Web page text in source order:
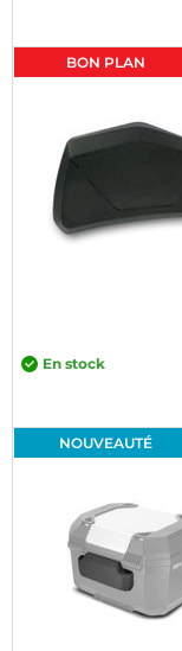
BON PLAN
En stock
NOUVEAUTÉ